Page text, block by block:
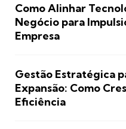
Como Alinhar
Negócio para
Empresa
Gestão Estratégica
Expansão: Como
Eficiência